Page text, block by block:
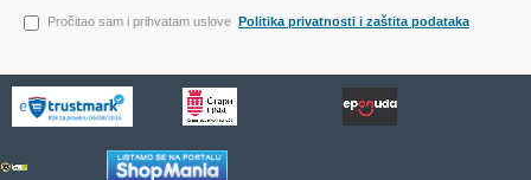
Pročitao sam i prihvatam uslove Politika privatnosti i zaštita podataka